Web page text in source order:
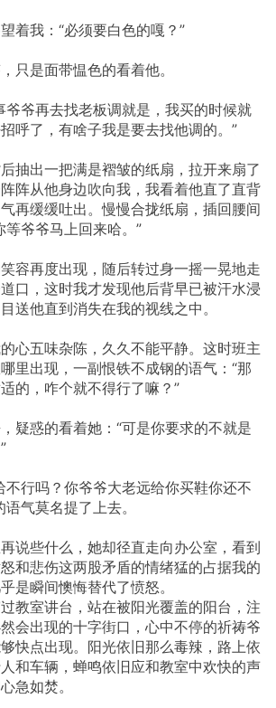
着我：“必须要白色的嘎？”
只是面带愠色的看着他。
爷爷再去找老板调就是，我买的时候就
呼了，有啥子我是要去找他调的。”
抽出一把满是褶皱的纸扇，拉开来扇了
阵从他身边吹向我，我看着他直了直背
再缓缓吐出。慢慢合拢纸扇，插回腰间
等爷爷马上回来哈。”
容再度出现，随后转过身一摇一晃地走
口，这时我才发现他后背早已被汗水浸
送他直到消失在我的视线之中。
心五味杂陈，久久不能平静。这时班主
里出现，一副恨铁不成钢的语气：“那
的，咋个就不得行了嘛？”
疑惑的看着她：“可是你要求的不就是
不行吗？你爷爷大老远给你买鞋你还不
气莫名提了上去。
说些什么，她却径直走向办公室，看到
和悲伤这两股矛盾的情绪猛的占据我的
是瞬间懊悔替代了愤怒。
教室讲台，站在被阳光覆盖的阳台，注
会出现的十字街口，心中不停的祈祷爷
快点出现。阳光依旧那么毒辣，路上依
和车辆，蝉鸣依旧应和教室中欢快的声
急如焚。